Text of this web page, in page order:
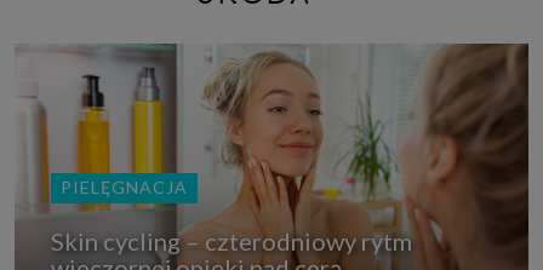
PIELĘGNACJA
Skin cycling – czterodniowy rytm